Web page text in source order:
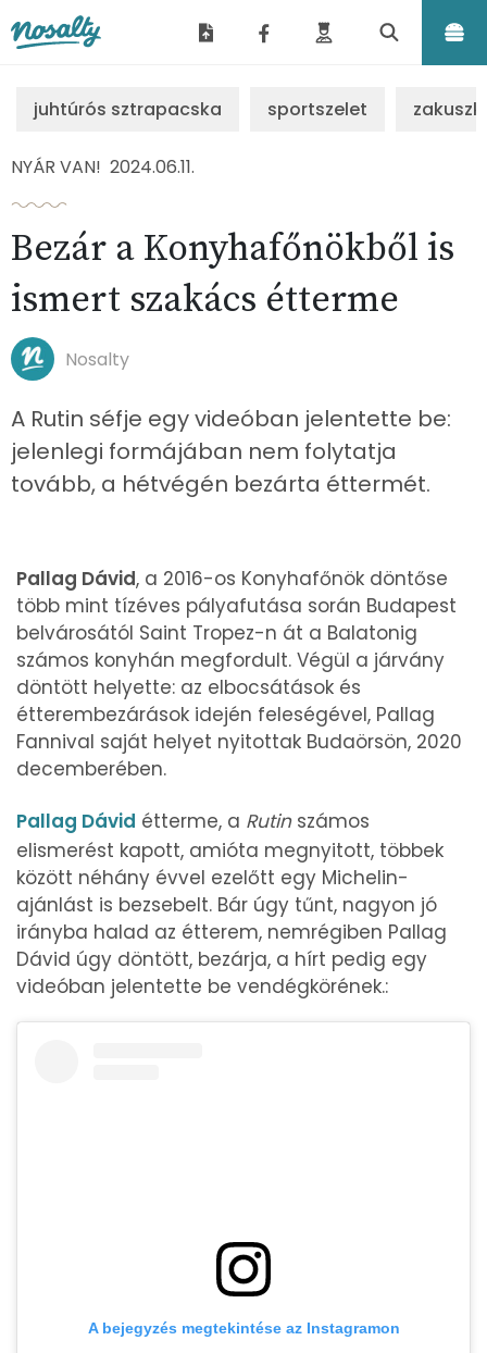
juhtúrós sztrapacska sportszelet
NYÁR VAN! 2024.06.11.
Bezár a Konyhafőnökből is
ismert szakács étterme
Nosalty
A Rutin séfje egy videóban jelentette be:
jelenlegi formájában nem folytatja
tovább, a hétvégén bezárta éttermét.
Pallag Dávid, a 2016-os Konyhafőnök döntőse
több mint tízéves pályafutása során Budapest
belvárosától Saint Tropez-n át a Balatonig
számos konyhán megfordult. Végül a járvány
döntött helyette: az elbocsátások és
étterembezárások idején feleségével, Pallag
Fannival saját helyet nyitottak Budaörsön, 2020
decemberében.
Pallag Dávid étterme, a Rutin számos
elismerést kapott, amióta megnyitott, többek
között néhány évvel ezelőtt egy Michelin-
ajánlást is bezsebelt. Bár úgy tűnt, nagyon jó
irányba halad az étterem, nemrégiben Pallag
Dávid úgy döntött, bezárja, a hírt pedig egy
videóban jelentette be vendégkörének.:
A bejegyzés megtekintése az Instagramon